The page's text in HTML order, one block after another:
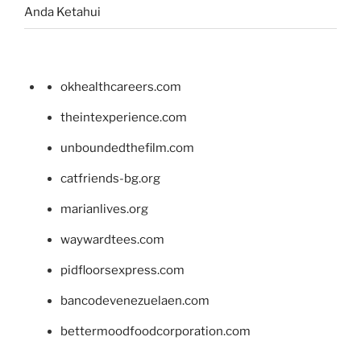
Anda Ketahui
okhealthcareers.com
theintexperience.com
unboundedthefilm.com
catfriends-bg.org
marianlives.org
waywardtees.com
pidfloorsexpress.com
bancodevenezuelaen.com
bettermoodfoodcorporation.com